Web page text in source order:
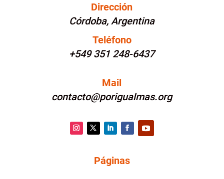
Dirección
Córdoba, Argentina
Teléfono
+549 351 248-6437
Mail
contacto@porigualmas.org
Facebook
Páginas